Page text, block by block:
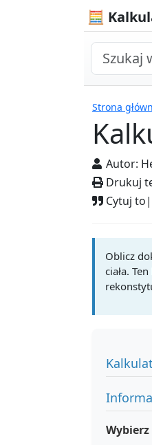
🧮
Strona
Autor:
Drukuj
Cytuj to|
Oblicz
ciała.